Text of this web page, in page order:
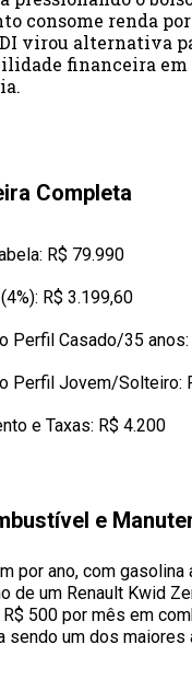
consome renda por
virou alternativa
financeira em
Completa
R$ 79.990
R$ 3.199,60
Perfil Casado/35 anos:
Perfil Jovem/Solteiro:
e Taxas: R$ 4.200
e
por ano, com gasolina
de um Renault Kwid
500 por mês em
sendo um dos